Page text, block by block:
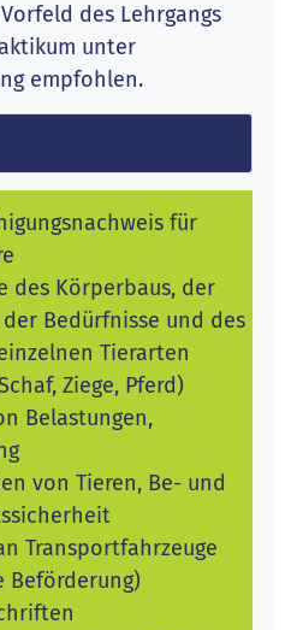
des Lehrgangs
unter
empfohlen.
für
des Körperbaus, der
Bedürfnisse und des
Tierarten
Ziege, Pferd)
Belastungen,
von Tieren, Be- und
Transportfahrzeuge
Beförderung)